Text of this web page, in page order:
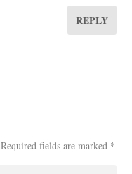
REPLY
Required fields are marked *